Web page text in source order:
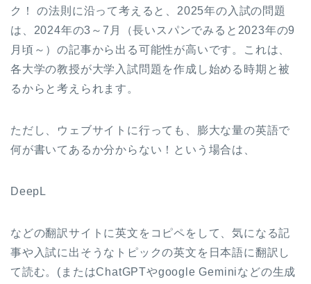
ク！ の法則に沿って考えると、2025年の入試の問題
は、2024年の3～7月（長いスパンでみると2023年の9
月頃～）の記事から出る可能性が高いです。これは、
各大学の教授が大学入試問題を作成し始める時期と被
るからと考えられます。
ただし、ウェブサイトに行っても、膨大な量の英語で
何が書いてあるか分からない！という場合は、
DeepL
などの翻訳サイトに英文をコピペをして、気になる記
事や入試に出そうなトピックの英文を日本語に翻訳し
て読む。(またはChatGPTやgoogle Geminiなどの生成